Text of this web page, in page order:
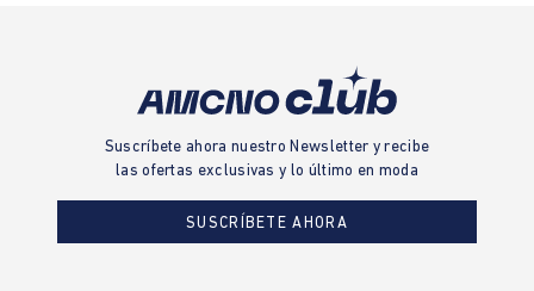
Suscríbete ahora nuestro Newsletter y recibe
las ofertas exclusivas y lo último en moda
SUSCRÍBETE AHORA